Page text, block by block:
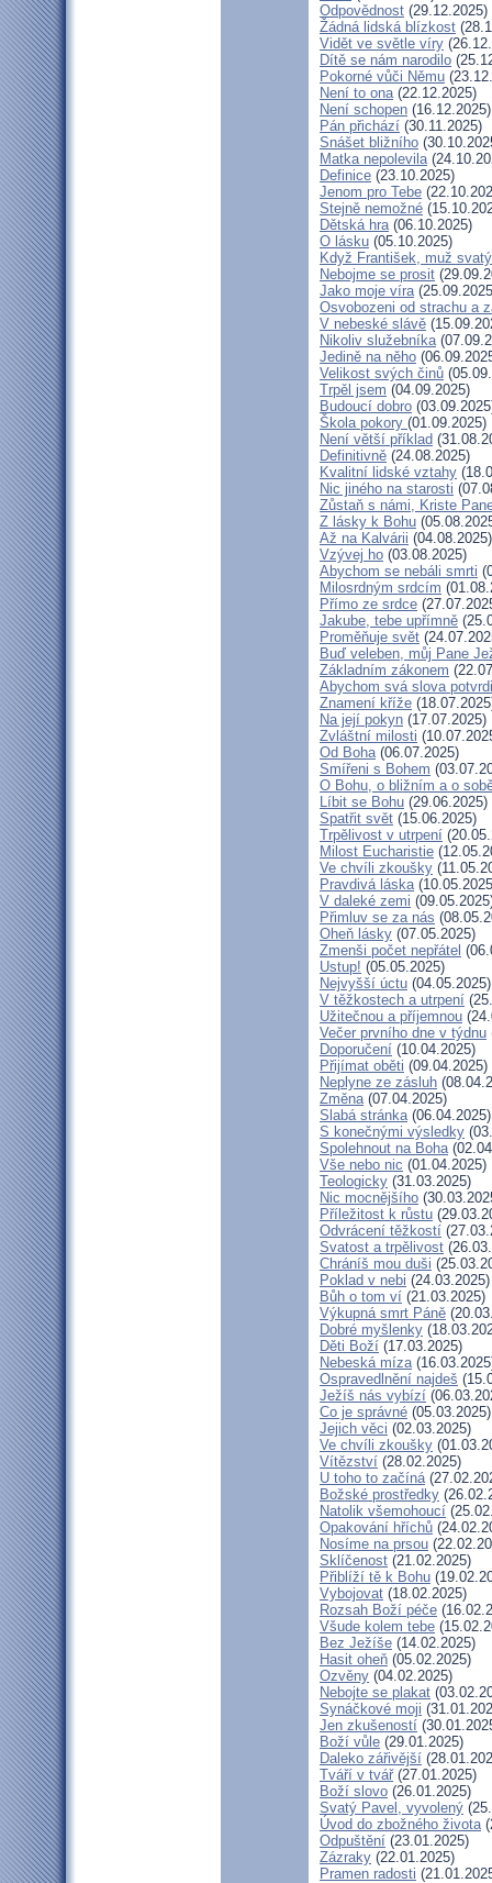
Odpovědnost (29.12.2025)
Žádná lidská blízkost
Vidět ve světle víry
Dítě se nám narodilo
Pokorné vůči Němu
Není to ona(22.12.2025)
Není schopen (16.12.2025)
Pán přichází (30.11.2025)
Snášet bližního
Matka nepolevila
Definice (23.10.2025)
Jenom pro Tebe
Stejně nemožné
Dětská hra(06.10.2025)
O lásku (05.10.2025)
Když František, muž svatý
Nebojme se prosit
Jako moje víra
Osvobozeni od strachu a
V nebeské slávě
Nikoliv služebníka
Jedině na něho
Velikost svých činů
Trpěl jsem (04.09.2025)
Budoucí dobro
Škola pokory (01.09.2025)
Není větší příklad
Definitivně (24.08.2025)
Kvalitní lidské vztahy
Nic jiného na starosti
Zůstaň s námi, Kriste
Z lásky k Bohu
Až na Kalvárii (04.08.2025)
Vzývej ho (03.08.2025)
Abychom se nebáli smrti
Milosrdným srdcím
Přímo ze srdce
Jakube, tebe upřímně
Proměňuje svět
Buď veleben, můj Pane
Základním zákonem
Abychom svá slova
Znamení kříže
Na její pokyn (17.07.2025)
Zvláštní milosti
Od Boha(06.07.2025)
Smířeni s Bohem
O Bohu, o bližním a o
Líbit se Bohu (29.06.2025)
Spatřit svět (15.06.2025)
Trpělivost v utrpení
Milost Eucharistie
Ve chvíli zkoušky
Pravdivá láska
V daleké zemi
Přimluv se za nás
Oheň lásky (07.05.2025)
Zmenši počet nepřátel
Ustup! (05.05.2025)
Nejvyšší úctu (04.05.2025)
V těžkostech a utrpení
Užitečnou a příjemnou
Večer prvního dne v týdnu
Doporučení (10.04.2025)
Přijímat oběti (09.04.2025)
Neplyne ze zásluh
Změna(07.04.2025)
Slabá stránka(06.04.2025)
S konečnými výsledky
Spolehnout na Boha
Vše nebo nic (01.04.2025)
Teologicky (31.03.2025)
Nic mocnějšího
Příležitost k růstu
Odvrácení těžkostí
Svatost a trpělivost
Chráníš mou duši
Poklad v nebi (24.03.2025)
Bůh o tom ví (21.03.2025)
Výkupná smrt Páně
Dobré myšlenky
Děti Boží (17.03.2025)
Nebeská míza
Ospravedlnění najdeš
Ježíš nás vybízí
Co je správné (05.03.2025)
Jejich věci (02.03.2025)
Ve chvíli zkoušky
Vítězství (28.02.2025)
U toho to začíná
Božské prostředky
Natolik všemohoucí
Opakování hříchů
Nosíme na prsou
Sklíčenost (21.02.2025)
Přiblíží tě k Bohu
Vybojovat (18.02.2025)
Rozsah Boží péče
Všude kolem tebe
Bez Ježíše (14.02.2025)
Hasit oheň (05.02.2025)
Ozvěny (04.02.2025)
Nebojte se plakat
Synáčkové moji
Jen zkušeností
Boží vůle (29.01.2025)
Daleko zářivější
Tváří v tvář(27.01.2025)
Boží slovo (26.01.2025)
Svatý Pavel, vyvolený
Úvod do zbožného života
Odpuštění (23.01.2025)
Zázraky (22.01.2025)
Pramen radosti